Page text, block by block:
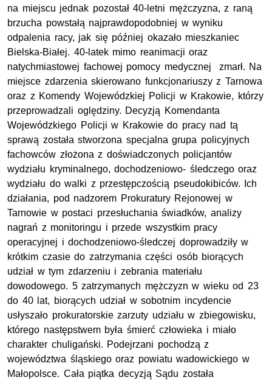
na miejscu jednak pozostał 40-letni mężczyzna, z raną
brzucha powstałą najprawdopodobniej w wyniku
odpalenia racy, jak się później okazało mieszkaniec
Bielska-Białej. 40-latek mimo reanimacji oraz
natychmiastowej fachowej pomocy medycznej zmarł. Na
miejsce zdarzenia skierowano funkcjonariuszy z Tarnowa
oraz z Komendy Wojewódzkiej Policji w Krakowie, którzy
przeprowadzali oględziny. Decyzją Komendanta
Wojewódzkiego Policji w Krakowie do pracy nad tą
sprawą została stworzona specjalna grupa policyjnych
fachowców złożona z doświadczonych policjantów
wydziału kryminalnego, dochodzeniowo- śledczego oraz
wydziału do walki z przestępczością pseudokibiców. Ich
działania, pod nadzorem Prokuratury Rejonowej w
Tarnowie w postaci przesłuchania świadków, analizy
nagrań z monitoringu i przede wszystkim pracy
operacyjnej i dochodzeniowo-śledczej doprowadziły w
krótkim czasie do zatrzymania części osób biorących
udział w tym zdarzeniu i zebrania materiału
dowodowego. 5 zatrzymanych mężczyzn w wieku od 23
do 40 lat, biorących udział w sobotnim incydencie
usłyszało prokuratorskie zarzuty udziału w zbiegowisku,
którego następstwem była śmierć człowieka i miało
charakter chuligański. Podejrzani pochodzą z
województwa śląskiego oraz powiatu wadowickiego w
Małopolsce. Cała piątka decyzją Sądu została